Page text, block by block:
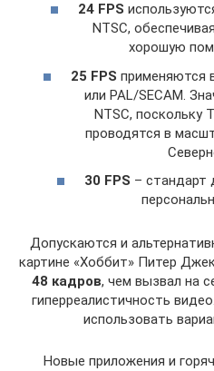
24 FPS
NTSC,
хорошую
25 FPS применяются
или PAL/SECAM.
NTSC, поскольку
проводятся в
30 FPS – стандарт
Допускаются и
картине «Хоббит» Питер
48 кадров, чем вызвал на
гиперреалистичность
использовать
Новые приложения и